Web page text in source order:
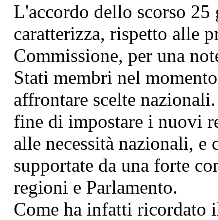
L'accordo dello scorso
caratterizza, rispetto alle
Commissione, per una
Stati membri nel
affrontare scelte
fine di impostare i nuovi
alle necessità nazionali, e
supportate da una forte
regioni e Parlamento.
Come ha infatti